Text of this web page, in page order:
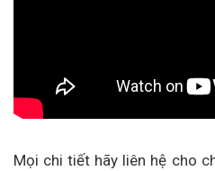
Mọi chi tiết hãy liên hệ cho